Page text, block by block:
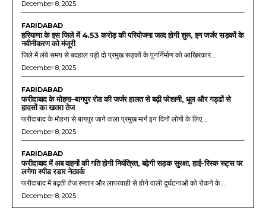
December 8, 2025
FARIDABAD
हरियाणा के इस जिले में 4.53 करोड़ की परियोजना जल्द होगी शुरू, इन जर्जर सड़कों के
नवीनीकरण को मंजूरी
जिले में लंबे समय से बदहाल पड़ी दो प्रमुख सड़कों के पुनर्निर्माण को आखिरकार...
December 8, 2025
FARIDABAD
फरीदाबाद के मोहना–बागपुर रोड की जर्जर हालत से बढ़ी परेशानी, धूल और गड्ढों से
हादसों का खतरा तेज
फरीदाबाद के मोहना से बागपुर जाने वाला प्रमुख मार्ग इन दिनों लोगों के लिए...
December 8, 2025
FARIDABAD
फरीदाबाद में अब वाहनों की गति होगी नियंत्रित, बढ़ेगी सड़क सुरक्षा, हाई-रिस्क रूट्स पर
लगेगा स्पीड रडार नेटवर्क
फरीदाबाद में बढ़ती तेज रफ्तार और लापरवाही से होने वाली दुर्घटनाओं को रोकने के...
December 8, 2025